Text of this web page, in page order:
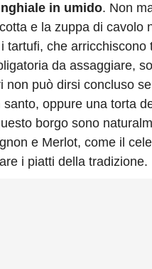
in umido. Non
e la zuppa di cavolo
tartufi, che arricchiscono
da assaggiare,
non può dirsi concluso
santo, oppure una torta
borgo sono
e Merlot, come il
i piatti della tradizione.